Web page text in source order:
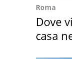
Roma
Dove
casa